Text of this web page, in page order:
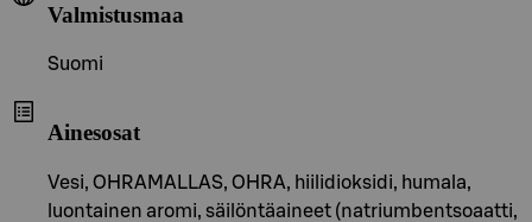
Valmistusmaa
Suomi
Ainesosat
Vesi, OHRAMALLAS, OHRA, hiilidioksidi, humala,
luontainen aromi, säilöntäaineet (natriumbentsoaatti,